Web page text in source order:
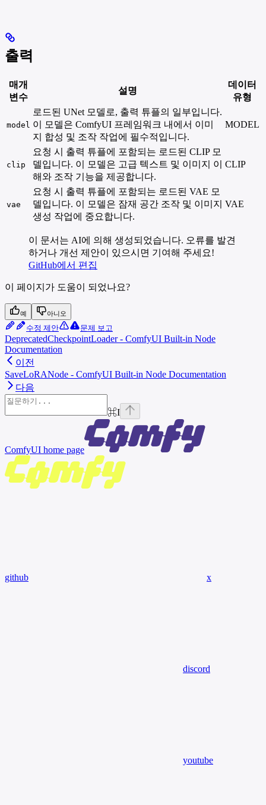
출력
매개
변수
설명
데이터
유형
model
로드된 UNet 모델로, 출력 튜플의 일부입니다.
이 모델은 ComfyUI 프레임워크 내에서 이미
지 합성 및 조작 작업에 필수적입니다.
MODEL
clip
요청 시 출력 튜플에 포함되는 로드된 CLIP 모
델입니다. 이 모델은 고급 텍스트 및 이미지 이
해와 조작 기능을 제공합니다.
CLIP
vae
요청 시 출력 튜플에 포함되는 로드된 VAE 모
델입니다. 이 모델은 잠재 공간 조작 및 이미지
생성 작업에 중요합니다.
VAE
이 문서는 AI에 의해 생성되었습니다. 오류를 발견
하거나 개선 제안이 있으시면 기여해 주세요!
GitHub에서 편집
이 페이지가 도움이 되었나요?
예 아니오
수정 제안 문제 보고
DeprecatedCheckpointLoader - ComfyUI Built-in Node
Documentation
이전
SaveLoRANode - ComfyUI Built-in Node Documentation
다음
⌘I
ComfyUI home page
github x
discord
youtube